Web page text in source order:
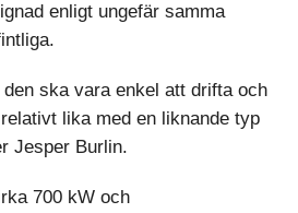
enligt ungefär samma
ska vara enkel att drifta och
lika med en liknande typ
Jesper Burlin.
700 kW och